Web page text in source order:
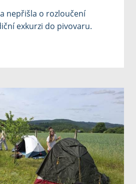
nepřišla o rozloučení
exkurzi do pivovaru.